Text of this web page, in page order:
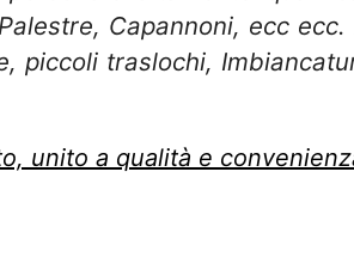
Capannoni, ecc ecc.
piccoli traslochi,
unito a qualità e